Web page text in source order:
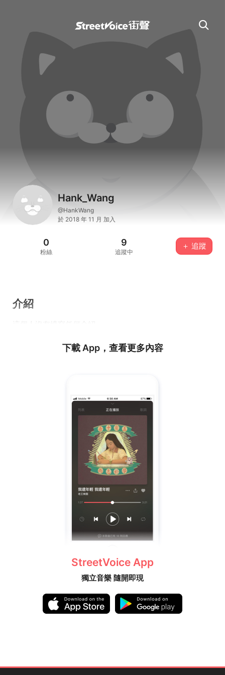
Hank_Wang
@HankWang
於 2018 年 11 月 加入
0
粉絲
9
追蹤中
＋ 追蹤
介紹
下載 App，查看更多內容
StreetVoice App
獨立音樂 隨開即現